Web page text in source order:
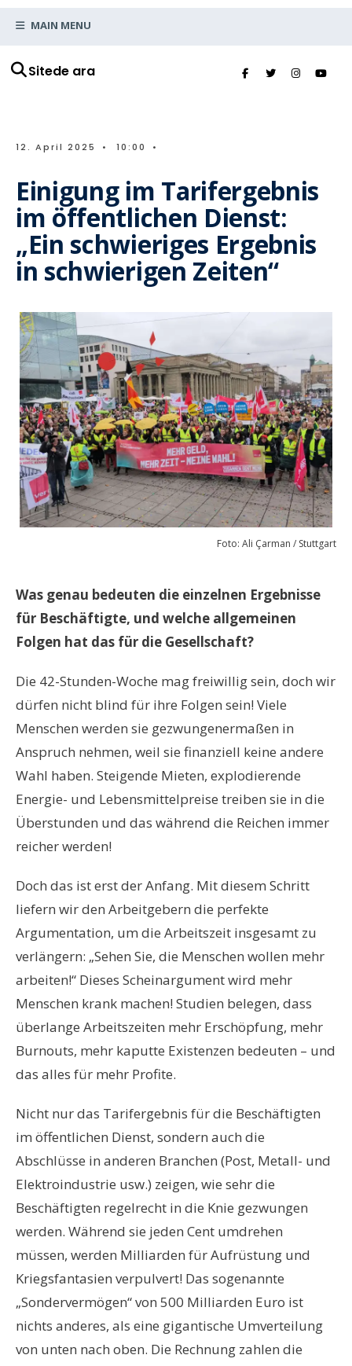
Sitede ara
MAIN MENU
12. April 2025 • 10:00 •
Einigung im Tarifergebnis
im öffentlichen Dienst:
„Ein schwieriges Ergebnis
in schwierigen Zeiten“
Foto: Ali Çarman / Stuttgart
Was genau bedeuten die einzelnen Ergebnisse
für Beschäftigte, und welche allgemeinen
Folgen hat das für die Gesellschaft?
Die 42-Stunden-Woche mag freiwillig sein, doch wir
dürfen nicht blind für ihre Folgen sein! Viele
Menschen werden sie gezwungenermaßen in
Anspruch nehmen, weil sie finanziell keine andere
Wahl haben. Steigende Mieten, explodierende
Energie- und Lebensmittelpreise treiben sie in die
Überstunden und das während die Reichen immer
reicher werden!
Doch das ist erst der Anfang. Mit diesem Schritt
liefern wir den Arbeitgebern die perfekte
Argumentation, um die Arbeitszeit insgesamt zu
verlängern: „Sehen Sie, die Menschen wollen mehr
arbeiten!“ Dieses Scheinargument wird mehr
Menschen krank machen! Studien belegen, dass
überlange Arbeitszeiten mehr Erschöpfung, mehr
Burnouts, mehr kaputte Existenzen bedeuten – und
das alles für mehr Profite.
Nicht nur das Tarifergebnis für die Beschäftigten
im öffentlichen Dienst, sondern auch die
Abschlüsse in anderen Branchen (Post, Metall- und
Elektroindustrie usw.) zeigen, wie sehr die
Beschäftigten regelrecht in die Knie gezwungen
werden. Während sie jeden Cent umdrehen
müssen, werden Milliarden für Aufrüstung und
Kriegsfantasien verpulvert! Das sogenannte
„Sondervermögen“ von 500 Milliarden Euro ist
nichts anderes, als eine gigantische Umverteilung
von unten nach oben. Die Rechnung zahlen die